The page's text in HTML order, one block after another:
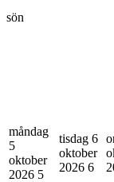
sön
måndag
5
oktober
2026 5
tisdag 6
oktober
2026 6